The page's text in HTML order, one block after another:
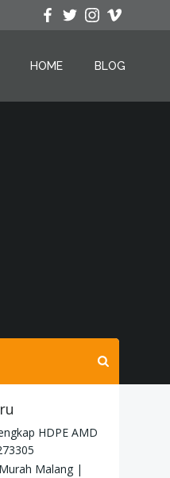
HOME BLOG
HDPE AMD
Malang |